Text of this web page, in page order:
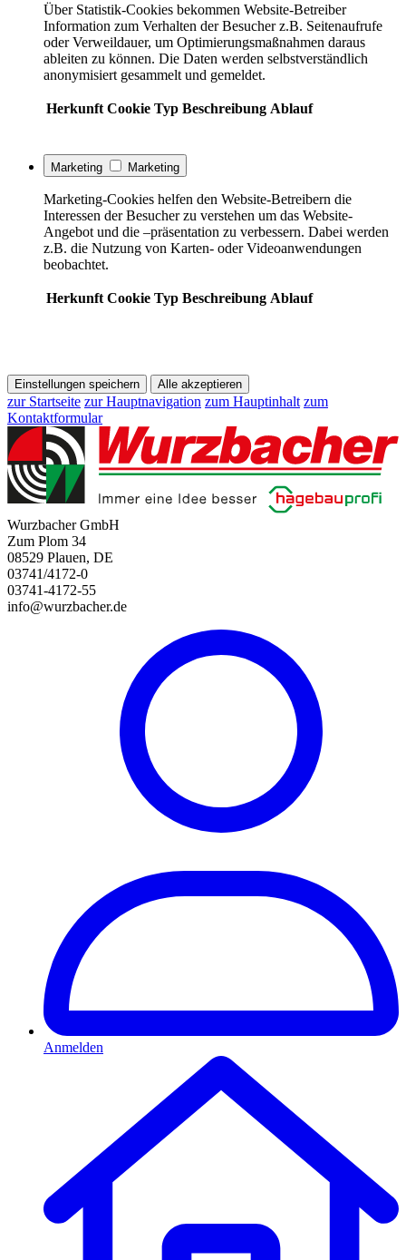
Über Statistik-Cookies bekommen Website-Betreiber
Information zum Verhalten der Besucher z.B. Seitenaufrufe
oder Verweildauer, um Optimierungsmaßnahmen daraus
ableiten zu können. Die Daten werden selbstverständlich
anonymisiert gesammelt und gemeldet.
Herkunft Cookie Typ Beschreibung Ablauf
Marketing Marketing
Marketing-Cookies helfen den Website-Betreibern die
Interessen der Besucher zu verstehen um das Website-
Angebot und die –präsentation zu verbessern. Dabei werden
z.B. die Nutzung von Karten- oder Videoanwendungen
beobachtet.
Herkunft Cookie Typ Beschreibung Ablauf
Einstellungen speichern Alle akzeptieren
zur Startseite zur Hauptnavigation zum Hauptinhalt zum
Kontaktformular
Wurzbacher GmbH
Zum Plom 34
08529 Plauen, DE
03741/4172-0
03741-4172-55
info@wurzbacher.de
Anmelden